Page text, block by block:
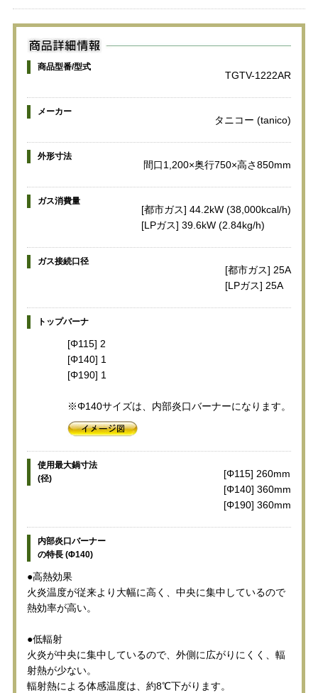
商品型番/型式
TGTV-1222AR
メーカー
タニコー (tanico)
外形寸法
間口1,200×奥行750×高さ850mm
ガス消費量
[都市ガス] 44.2kW (38,000kcal/h)
[LPガス] 39.6kW (2.84kg/h)
ガス接続口径
[都市ガス] 25A
[LPガス] 25A
トップバーナ
[Φ115] 2
[Φ140] 1
[Φ190] 1
※Φ140サイズは、内部炎口バーナーになります。
使用最大鍋寸法
(径)
[Φ115] 260mm
[Φ140] 360mm
[Φ190] 360mm
内部炎口バーナー
の特長 (Φ140)
●高熱効果
火炎温度が従来より大幅に高く、中央に集中しているので
熱効率が高い。
●低輻射
火炎が中央に集中しているので、外側に広がりにくく、輻
射熱が少ない。
輻射熱による体感温度は、約8℃下がります。